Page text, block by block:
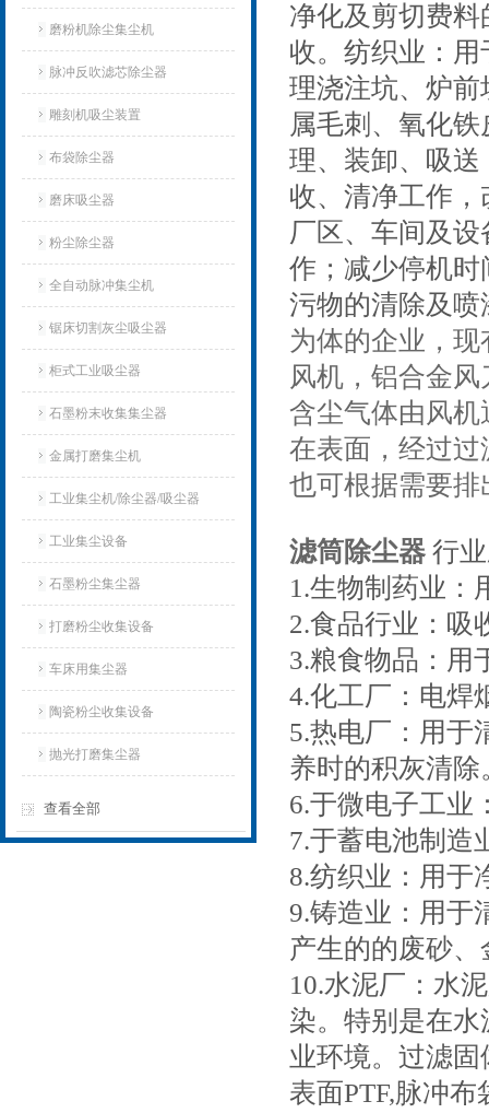
磨粉机除尘集尘机
脉冲反吹滤芯除尘器
雕刻机吸尘装置
布袋除尘器
磨床吸尘器
粉尘除尘器
全自动脉冲集尘机
锯床切割灰尘吸尘器
柜式工业吸尘器
石墨粉末收集集尘器
金属打磨集尘机
工业集尘机/除尘器/吸尘器
工业集尘设备
石墨粉尘集尘器
打磨粉尘收集设备
车床用集尘器
陶瓷粉尘收集设备
抛光打磨集尘器
查看全部
净化及剪切费
收。纺织业：
理浇注坑、炉
属毛刺、氧化
理、装卸、吸
收、清净工作
厂区、车间及
作；减少停机
污物的清除及
为体的企业，
风机，铝合金
含尘气体由风
在表面，经过
也可根据需要排
滤筒除尘器 行
1.生物制药业：
2.食品行业：吸
3.粮食物品：用
4.化工厂：电焊
5.热电厂：用于
养时的积灰清除
6.于微电子工业
7.于蓄电池制造
8.纺织业：用于
9.铸造业：用于
产生的的废砂
10.水泥厂：水
染。特别是在
业环境。过滤固
表面PTF,脉冲